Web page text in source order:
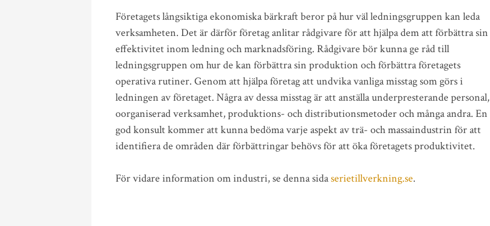
Företagets långsiktiga ekonomiska bärkraft beror på hur väl ledningsgruppen kan leda
verksamheten. Det är därför företag anlitar rådgivare för att hjälpa dem att förbättra sin
effektivitet inom ledning och marknadsföring. Rådgivare bör kunna ge råd till
ledningsgruppen om hur de kan förbättra sin produktion och förbättra företagets
operativa rutiner. Genom att hjälpa företag att undvika vanliga misstag som görs i
ledningen av företaget. Några av dessa misstag är att anställa underpresterande personal,
oorganiserad verksamhet, produktions- och distributionsmetoder och många andra. En
god konsult kommer att kunna bedöma varje aspekt av trä- och massaindustrin för att
identifiera de områden där förbättringar behövs för att öka företagets produktivitet.
För vidare information om industri, se denna sidaserietillverkning.se.